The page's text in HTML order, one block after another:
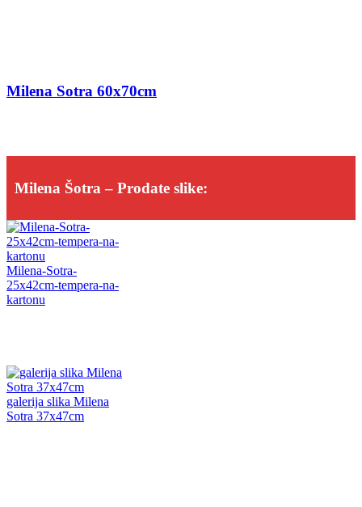
Milena Sotra 60x70cm
Milena Šotra – Prodate slike:
Milena-Sotra-
25x42cm-tempera-na-
kartonu
galerija slika Milena
Sotra 37x47cm